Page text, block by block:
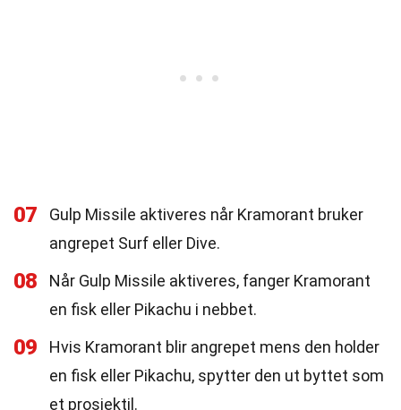
07
Gulp Missile aktiveres når Kramorant bruker
angrepet Surf eller Dive.
08
Når Gulp Missile aktiveres, fanger Kramorant
en fisk eller Pikachu i nebbet.
09
Hvis Kramorant blir angrepet mens den holder
en fisk eller Pikachu, spytter den ut byttet som
et prosjektil.